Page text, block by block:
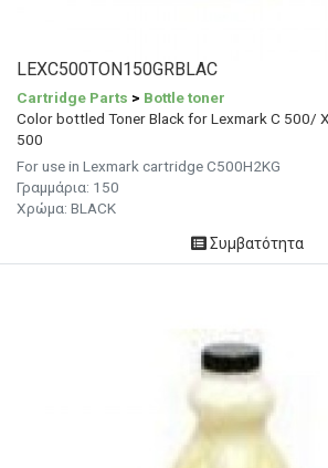
LEXC500TON150GRBLAC
Cartridge Parts > Bottle toner
Color bottled Toner Black for Lexmark C 500/
500
For use in Lexmark cartridge C500H2KG
Γραμμάρια: 150
Χρώμα: BLACK
Συμβατότητα